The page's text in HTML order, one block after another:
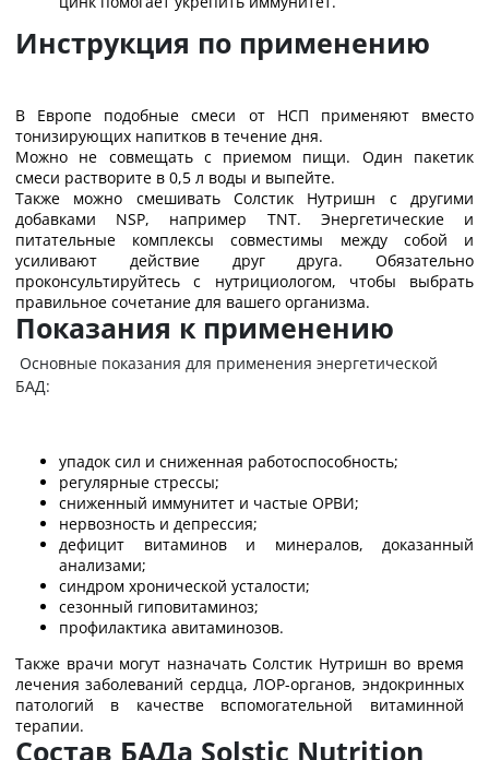
Инструкция по применению
В Европе подобные смеси от НСП применяют вместо
тонизирующих напитков в течение дня.
Можно не совмещать с приемом пищи. Один пакетик
смеси растворите в 0,5 л воды и выпейте.
Также можно смешивать Солстик Нутришн с другими
добавками NSP, например TNT. Энергетические и
питательные комплексы совместимы между собой и
усиливают действие друг друга. Обязательно
проконсультируйтесь с нутрициологом, чтобы выбрать
правильное сочетание для вашего организма.
Показания к применению
Основные показания для применения энергетической
БАД:
упадок сил и сниженная работоспособность;
регулярные стрессы;
сниженный иммунитет и частые ОРВИ;
нервозность и депрессия;
дефицит витаминов и минералов, доказанный
анализами;
синдром хронической усталости;
сезонный гиповитаминоз;
профилактика авитаминозов.
Также врачи могут назначать Солстик Нутришн во время
лечения заболеваний сердца, ЛОР-органов, эндокринных
патологий в качестве вспомогательной витаминной
терапии.
Состав БАДа Solstic Nutrition